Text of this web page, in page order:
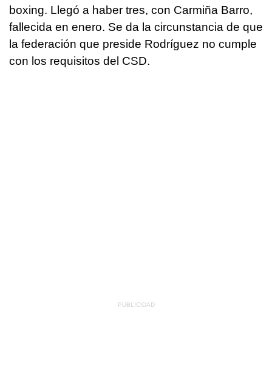
boxing. Llegó a haber tres, con Carmiña Barro,
fallecida en enero. Se da la circunstancia de que
la federación que preside Rodríguez no cumple
con los requisitos del CSD.